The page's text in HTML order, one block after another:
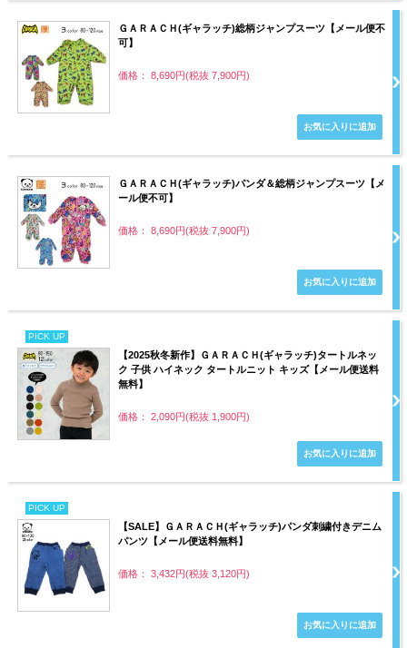
ＧＡＲＡＣＨ(ギャラッチ)総柄ジャンプスーツ【メール便不
可】
価格： 8,690円(税抜 7,900円)
ＧＡＲＡＣＨ(ギャラッチ)パンダ＆総柄ジャンプスーツ【メ
ール便不可】
価格： 8,690円(税抜 7,900円)
PICK UP
【2025秋冬新作】ＧＡＲＡＣＨ(ギャラッチ)タートルネッ
ク 子供 ハイネック タートルニット キッズ【メール便送料
無料】
価格： 2,090円(税抜 1,900円)
PICK UP
【SALE】ＧＡＲＡＣＨ(ギャラッチ)パンダ刺繍付きデニム
パンツ【メール便送料無料】
価格： 3,432円(税抜 3,120円)